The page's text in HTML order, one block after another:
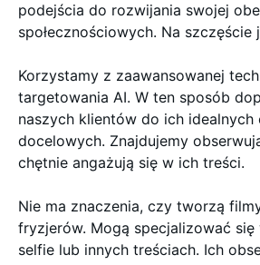
podejścia do rozwijania swojej
społecznościowych. Na szczęście
Korzystamy z zaawansowanej
targetowania AI. W ten sposób
naszych klientów do ich
docelowych. Znajdujemy
chętnie angażują się w ich treści.
Nie ma znaczenia, czy tworzą
fryzjerów. Mogą specjalizować
selfie lub innych treściach. Ich